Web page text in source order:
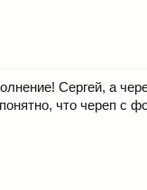
Сергей, а
что череп с